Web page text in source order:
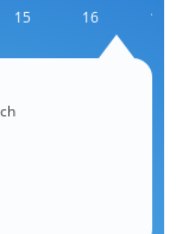
15 16 17